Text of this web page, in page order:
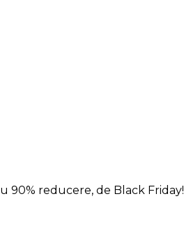
90% reducere, de Black Friday!